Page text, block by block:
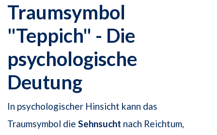
Traumsymbol
"Teppich" - Die
psychologische
Deutung
In psychologischer Hinsicht kann das
Traumsymbol die Sehnsucht nach Reichtum,